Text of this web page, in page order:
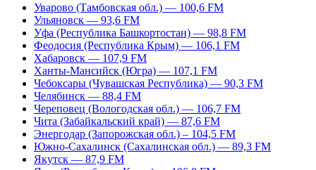
Уварово (Тамбовская обл.) — 100,6 FM
Ульяновск — 93,6 FM
Уфа (Республика Башкортостан) — 98,8 FM
Феодосия (Республика Крым) — 106,1 FM
Хабаровск — 107,9 FM
Ханты-Мансийск (Югра) — 107,1 FM
Чебоксары (Чувашская Республика) — 90,3 FM
Челябинск — 88,4 FM
Череповец (Вологодская обл.) — 106,7 FM
Чита (Забайкальский край) — 87,6 FM
Энергодар (Запорожская обл.) – 104,5 FM
Южно-Сахалинск (Сахалинская обл.) — 89,3 FM
Якутск — 87,9 FM